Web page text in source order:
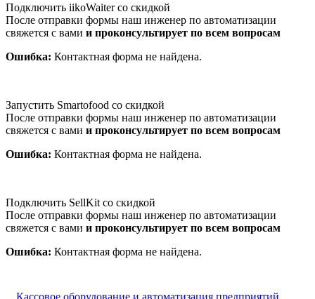
Подключить iikoWaiter со скидкой
После отправки формы наш инженер по автоматизации
свяжется с вами и проконсультирует по всем вопросам
Ошибка: Контактная форма не найдена.
Запустить Smartofood со скидкой
После отправки формы наш инженер по автоматизации
свяжется с вами и проконсультирует по всем вопросам
Ошибка: Контактная форма не найдена.
Подключить SellKit со скидкой
После отправки формы наш инженер по автоматизации
свяжется с вами и проконсультирует по всем вопросам
Ошибка: Контактная форма не найдена.
Кассовое оборудование и автоматизация предприятий